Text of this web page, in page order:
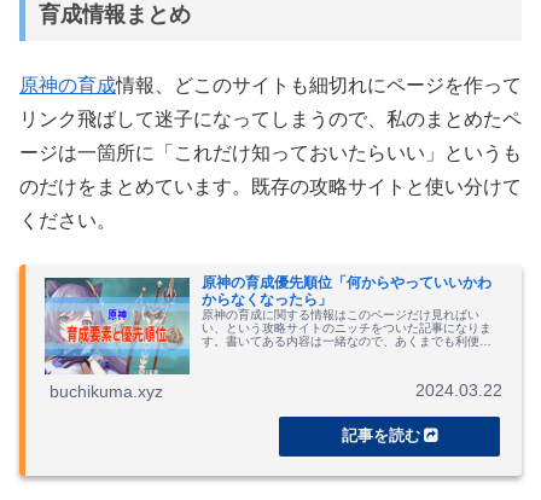
育成情報まとめ
原神の育成情報、どこのサイトも細切れにページを作って
リンク飛ばして迷子になってしまうので、私のまとめたペ
ージは一箇所に「これだけ知っておいたらいい」というも
のだけをまとめています。既存の攻略サイトと使い分けて
ください。
原神の育成優先順位「何からやっていいかわ
からなくなったら」
原神の育成に関する情報はこのページだけ見ればい
い、という攻略サイトのニッチをついた記事になりま
す。書いてある内容は一緒なので、あくまでも利便性
buchikuma.xyz 2024.03.22